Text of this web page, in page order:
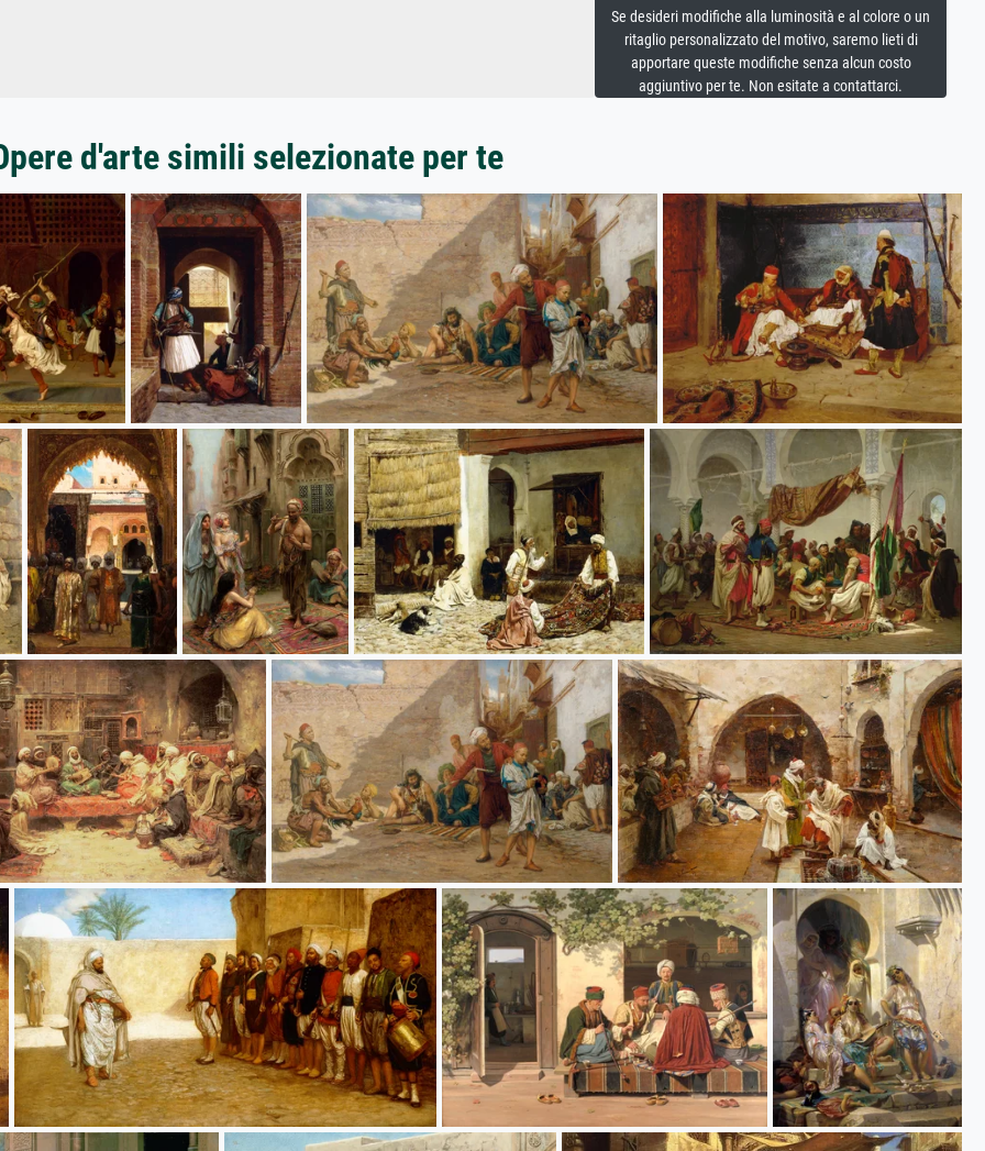
Se desideri modifiche alla luminosità e al colore o un
ritaglio personalizzato del motivo, saremo lieti di
apportare queste modifiche senza alcun costo
aggiuntivo per te. Non esitate a contattarci.
d'arte simili selezionate per te